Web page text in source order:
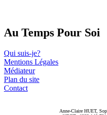
Au Temps Pour Soi
Qui suis-je?
Mentions Légales
Médiateur
Plan du site
Contact
Anne-Claire HUET,